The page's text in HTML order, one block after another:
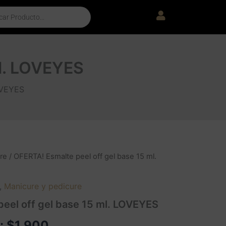
LOVEYES
/ OFERTA! Esmalte peel off gel base 15 ml.
Manicure y pedicure
off gel base 15 ml. LOVEYES